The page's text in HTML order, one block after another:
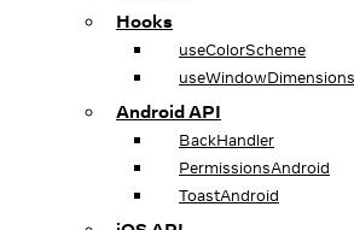
Hooks
useColorScheme
useWindowDimensions
Android API
BackHandler
PermissionsAndroid
ToastAndroid